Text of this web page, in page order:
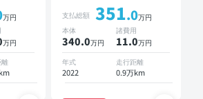
デ
ー
ヤ
ッ
ー
ブ
減
万円
万円
離
ブラインドスポットモニ
ター オートクルーズ ス
マートキー ETC 電動バ
ックドア バックモニタ
ー 全方位カメラ ドライ
ブレコーダー 衝突軽減
支払総額 351.0万円
本体
340.0万円
諸費用
11.0万円
年式
2022
走行距離
0.9万km